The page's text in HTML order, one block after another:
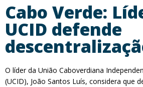
Cabo Verde:
UCID defende
O líder da União Caboverdiana
(UCID), João Santos Luís, considera que